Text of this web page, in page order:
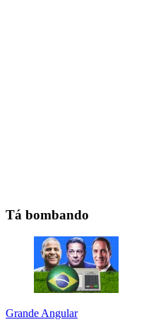
Tá bombando
Grande Angular